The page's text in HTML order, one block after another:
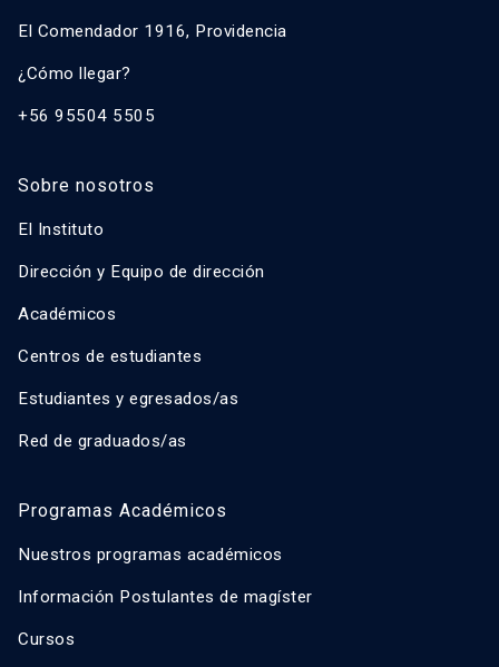
El Comendador 1916, Providencia
¿Cómo llegar?
+56 95504 5505
Sobre nosotros
El Instituto
Dirección y Equipo de dirección
Académicos
Centros de estudiantes
Estudiantes y egresados/as
Red de graduados/as
Programas Académicos
Nuestros programas académicos
Información Postulantes de magíster
Cursos